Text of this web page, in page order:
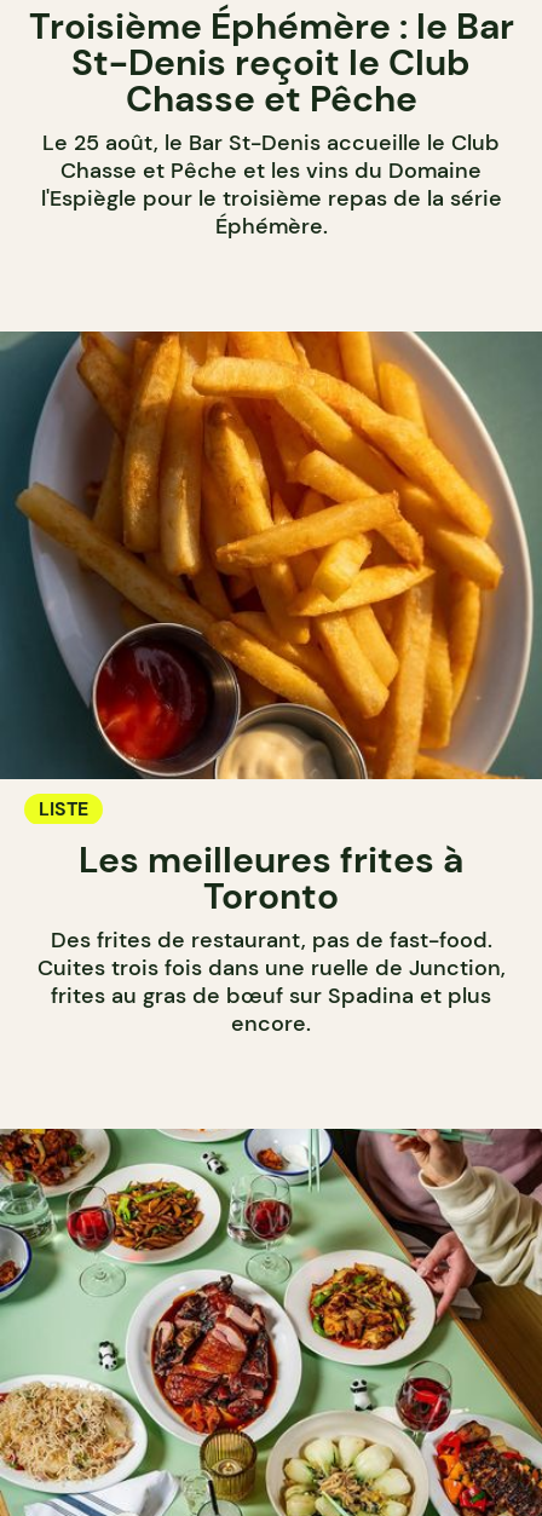
Troisième Éphémère : le Bar
St-Denis reçoit le Club
Chasse et Pêche
Le 25 août, le Bar St-Denis accueille le Club
Chasse et Pêche et les vins du Domaine
l'Espiègle pour le troisième repas de la série
Éphémère.
LISTE
Les meilleures frites à
Toronto
Des frites de restaurant, pas de fast-food.
Cuites trois fois dans une ruelle de Junction,
frites au gras de bœuf sur Spadina et plus
encore.